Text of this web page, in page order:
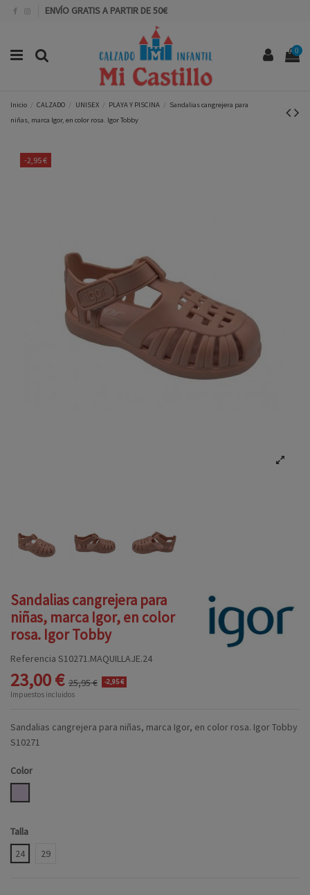
ENVÍO GRATIS A PARTIR DE 50€
0
Inicio CALZADO UNISEX PLAYA Y PISCINA
Sandalias cangrejera para
niñas, marca Igor, en color rosa. Igor Tobby
-2,95 €
Sandalias cangrejera para
niñas, marca Igor, en color
rosa. Igor Tobby
Referencia S10271.MAQUILLAJE.24
23,00 € 25,95 € -2,95 €
Impuestos incluidos
Sandalias cangrejera para niñas, marca Igor, en color rosa. Igor Tobby
S10271
Color
Talla
24
29